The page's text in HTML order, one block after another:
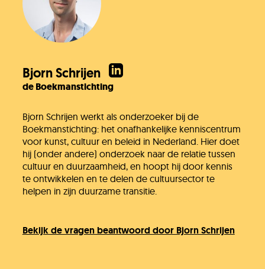
Bjorn Schrijen
de Boekmanstichting
Bjorn Schrijen werkt als onderzoeker bij de
Boekmanstichting: het onafhankelijke kenniscentrum
voor kunst, cultuur en beleid in Nederland. Hier doet
hij (onder andere) onderzoek naar de relatie tussen
cultuur en duurzaamheid, en hoopt hij door kennis
te ontwikkelen en te delen de cultuursector te
helpen in zijn duurzame transitie.
Bekijk de vragen beantwoord door Bjorn Schrijen